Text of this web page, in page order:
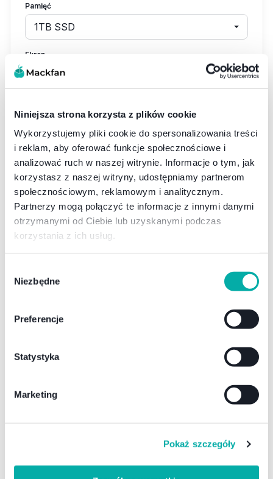
Niniejsza strona korzysta z plików cookie
Wykorzystujemy pliki cookie do spersonalizowania treści
i reklam, aby oferować funkcje społecznościowe i
analizować ruch w naszej witrynie. Informacje o tym, jak
korzystasz z naszej witryny, udostępniamy partnerom
społecznościowym, reklamowym i analitycznym.
Partnerzy mogą połączyć te informacje z innymi danymi
otrzymanymi od Ciebie lub uzyskanymi podczas
korzystania z ich usług.
zgody
Niezbędne
Preferencje
Statystyka
Marketing
Pokaż szczegóły
Pamięć
1TB SSD
Ekran
Standard
Produkt
Opcje
Łącznie
9 345,00zł
Dodaj do koszyka
Oryginalny zasilacz
Wsparcie techniczne
Inni oglądali również